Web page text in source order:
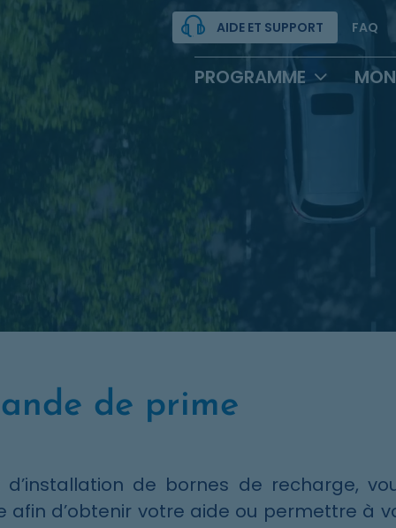
AIDE ET SUPPORT FAQ
PROGRAMME
de prime
de bornes de recharge,
afin d’obtenir votre aide ou permettre à